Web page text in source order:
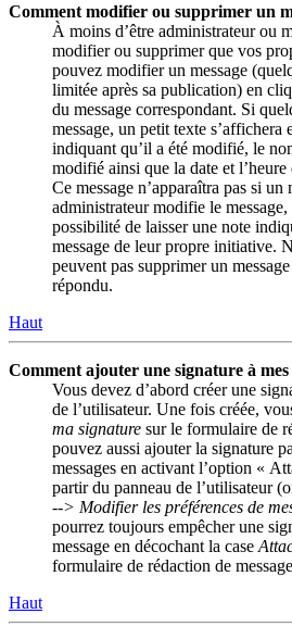
Comment modifier ou supprimer un
À moins d’être administrateur ou
modifier ou supprimer que vos
pouvez modifier un message
limitée après sa publication) en
du message correspondant. Si
message, un petit texte s’affichera
indiquant qu’il a été modifié, le
modifié ainsi que la date et
Ce message n’apparaîtra pas si un
administrateur modifie le
possibilité de laisser une note
message de leur propre initiative.
peuvent pas supprimer un
répondu.
Haut
Comment ajouter une signature à mes
Vous devez d’abord créer une
de l’utilisateur. Une fois créée,
ma signature sur le formulaire de
pouvez aussi ajouter la signature
messages en activant l’option «
partir du panneau de l’utilisateur
--> Modifier les préférences de
pourrez toujours empêcher une
message en décochant la case
formulaire de rédaction de
Haut